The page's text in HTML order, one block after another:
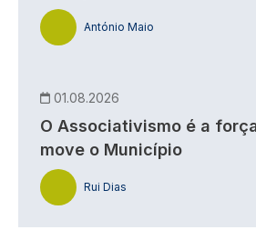
António Maio
01.08.2026
O Associativismo é a
move o Município
Rui Dias